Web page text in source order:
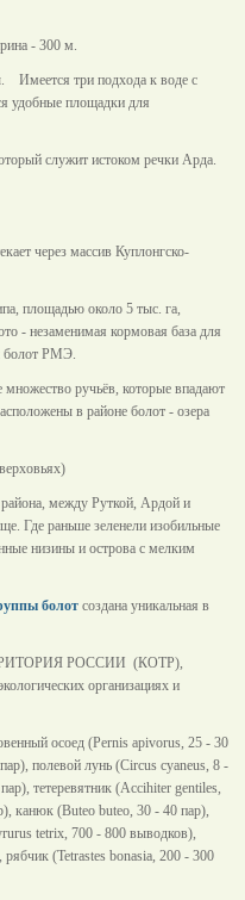
- 300 м.
Имеется три подхода к воде с
удобные площадки для
служит истоком речки Арда.
через массив Куплонгско-
площадью около 5 тыс. га,
- незаменимая кормовая база для
болот РМЭ.
ручьёв, которые впадают
в районе болот - озера
между Руткой, Ардой и
Где раньше зеленели изобильные
низины и острова с мелким
болот создана уникальная в
РОССИИ (КОТР),
организациях и
осоед (Pernis apivorus, 25 - 30
полевой лунь (Circus cyaneus, 8 -
тетеревятник (Accihiter gentiles,
канюк (Buteo buteo, 30 - 40 пар),
tetrix, 700 - 800 выводков),
(Tetrastes bonasia, 200 - 300